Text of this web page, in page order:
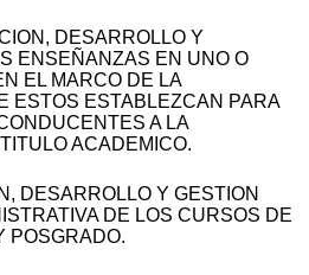
DESARROLLO Y
ENSEÑANZAS EN UNO O
EL MARCO DE LA
ESTOS ESTABLEZCAN PARA
A LA
ACADEMICO.
DESARROLLO Y GESTION
DE LOS CURSOS DE
POSGRADO.